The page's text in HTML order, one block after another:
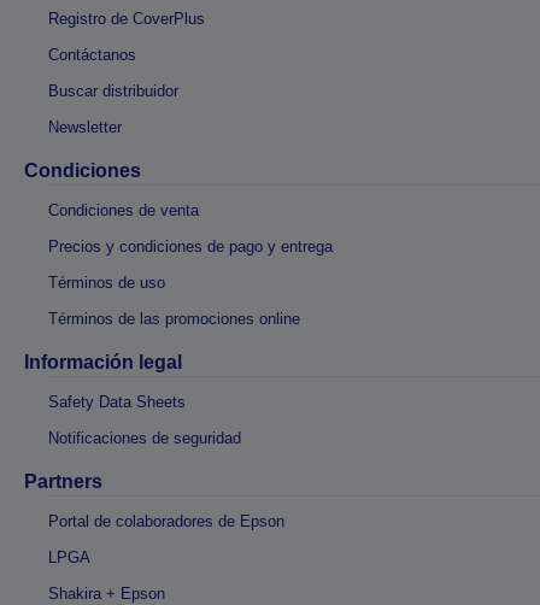
Registro de CoverPlus
Contáctanos
Buscar distribuidor
Newsletter
Condiciones
Condiciones de venta
Precios y condiciones de pago y entrega
Términos de uso
Términos de las promociones online
Información legal
Safety Data Sheets
Notificaciones de seguridad
Partners
Portal de colaboradores de Epson
LPGA
Shakira + Epson